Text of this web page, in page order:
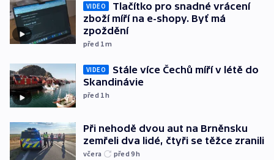
VIDEO
Tlačítko pro snadné vrácení
zboží míří na e-shopy. Byť má
zpoždění
před 1m
VIDEO
Stále více Čechů míří v létě do
Skandinávie
před 1h
Při nehodě dvou aut na Brněnsku
zemřeli dva lidé, čtyři se těžce zranili
včera před 9h